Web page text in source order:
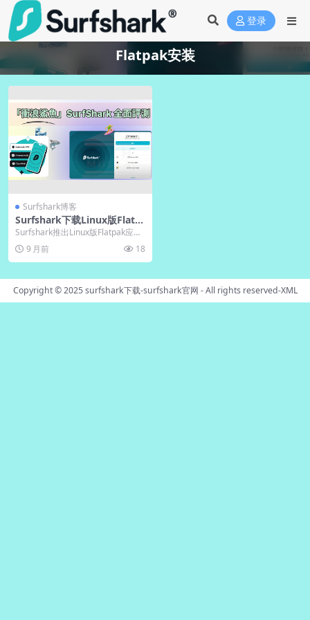
登录
Flatpak安装
Surfshark博客
Surfshark下载Linux版Flatp
ak｜官网跨发行版
Surfshark推出Linux版Flatpak应
用，提供跨发行版统一安装方
案。...9 月前 18
Copyright © 2025surfshark下载-surfshark官网 - All rights reserved-XML